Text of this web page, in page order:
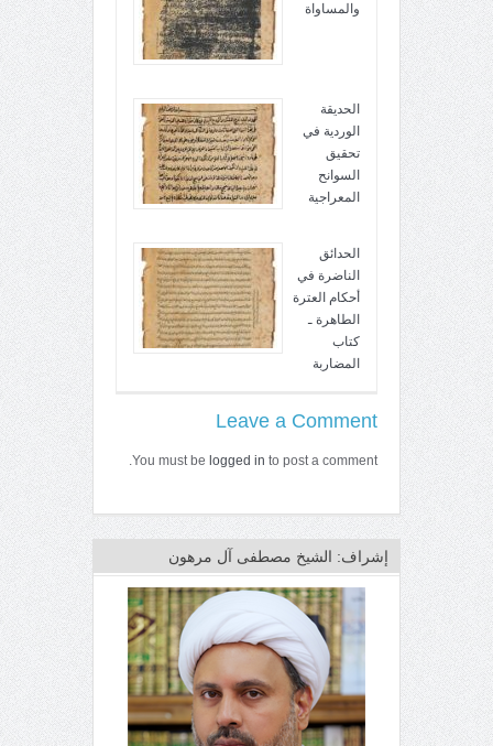
والمساواة
الحديقة
الوردية في
تحقيق
السوانح
المعراجية
الحدائق
الناضرة في
أحكام العترة
الطاهرة ـ
كتاب
المضاربة
Leave a Comment
You must be logged in to post a comment.
إشراف: الشيخ مصطفى آل مرهون